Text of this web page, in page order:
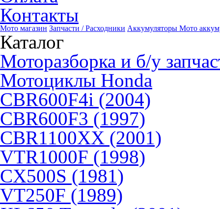
Контакты
Мото магазин Запчасти / Расходники Аккумуляторы Мото
Каталог
Моторазборка и б/у
Мотоциклы Honda
CBR600F4i (2004)
CBR600F3 (1997)
CBR1100XX (2001)
VTR1000F (1998)
CX500S (1981)
VT250F (1989)